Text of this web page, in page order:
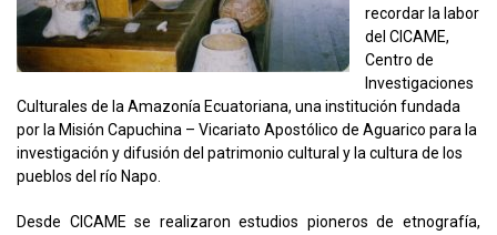
recordar la labor
del CICAME,
Centro de
Investigaciones
Culturales de la Amazonía Ecuatoriana, una institución fundada
por la Misión Capuchina – Vicariato Apostólico de Aguarico para la
investigación y difusión del patrimonio cultural y la cultura de los
pueblos del río Napo.
Desde CICAME se realizaron estudios pioneros de etnografía,